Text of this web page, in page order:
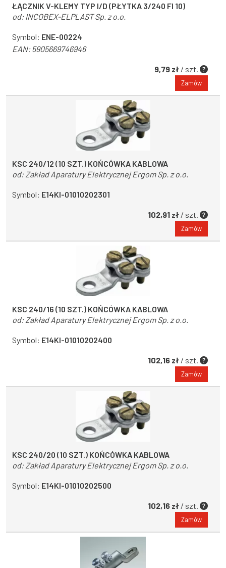
ŁĄCZNIK V-KLEMY TYP I/D (PŁYTKA 3/240 FI 10)
od: INCOBEX-ELPLAST Sp. z o.o.
Symbol: ENE-00224
EAN:5905669746946
9,79 zł / szt.
Zamów
KSC 240/12 (10 SZT.) KOŃCÓWKA KABLOWA
od: Zakład Aparatury Elektrycznej Ergom Sp. z o.o.
Symbol: E14KI-01010202301
102,91 zł / szt.
Zamów
KSC 240/16 (10 SZT.) KOŃCÓWKA KABLOWA
od: Zakład Aparatury Elektrycznej Ergom Sp. z o.o.
Symbol: E14KI-01010202400
102,16 zł / szt.
Zamów
KSC 240/20 (10 SZT.) KOŃCÓWKA KABLOWA
od: Zakład Aparatury Elektrycznej Ergom Sp. z o.o.
Symbol: E14KI-01010202500
102,16 zł / szt.
Zamów